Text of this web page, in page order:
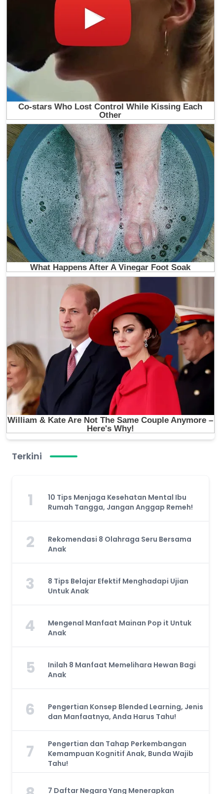
Terkini
1
10 Tips Menjaga Kesehatan Mental Ibu
Rumah Tangga, Jangan Anggap Remeh!
2
Rekomendasi 8 Olahraga Seru Bersama
Anak
3
8 Tips Belajar Efektif Menghadapi Ujian
Untuk Anak
4
Mengenal Manfaat Mainan Pop it Untuk
Anak
5
Inilah 8 Manfaat Memelihara Hewan Bagi
Anak
6
Pengertian Konsep Blended Learning, Jenis
dan Manfaatnya, Anda Harus Tahu!
7
Pengertian dan Tahap Perkembangan
Kemampuan Kognitif Anak, Bunda Wajib
Tahu!
7 Daftar Negara Yang Menerapkan